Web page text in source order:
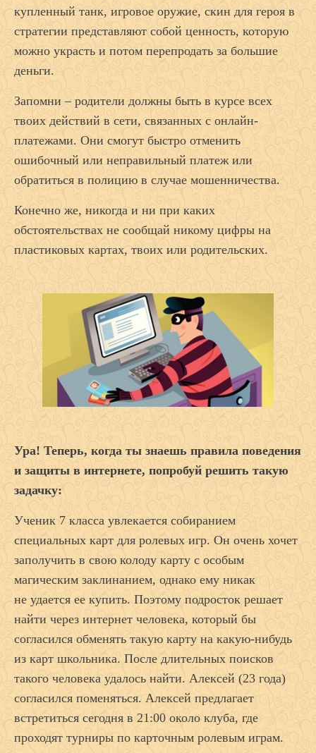
купленный танк, игровое оружие, скин для героя в
стратегии представляют собой ценность, которую
можно украсть и потом перепродать за большие
деньги.
Запомни – родители должны быть в курсе всех
твоих действий в сети, связанных с онлайн-
платежами. Они смогут быстро отменить
ошибочный или неправильный платеж или
обратиться в полицию в случае мошенничества.
Конечно же, никогда и ни при каких
обстоятельствах не сообщай никому цифры на
пластиковых картах, твоих или родительских.
Ура! Теперь, когда ты знаешь правила поведения
и защиты в интернете, попробуй решить такую
задачку:
Ученик 7 класса увлекается собиранием
специальных карт для ролевых игр. Он очень хочет
заполучить в свою колоду карту с особым
магическим заклинанием, однако ему никак
не удается ее купить. Поэтому подросток решает
найти через интернет человека, который бы
согласился обменять такую карту на какую-нибудь
из карт школьника. После длительных поисков
такого человека удалось найти. Алексей (23 года)
согласился поменяться. Алексей предлагает
встретиться сегодня в 21:00 около клуба, где
проходят турниры по карточным ролевым играм.